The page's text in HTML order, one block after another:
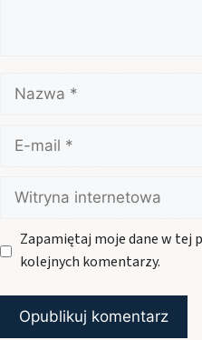
Nazwa
mail
Witryna
internetowa
Zapamiętaj moje dane w tej
kolejnych komentarzy.